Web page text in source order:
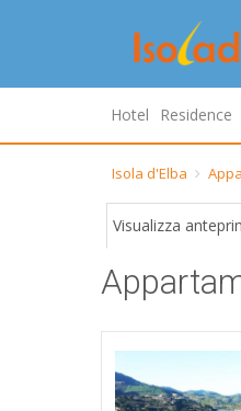
Hotel Residence
Isola d'Elba
Visualizza